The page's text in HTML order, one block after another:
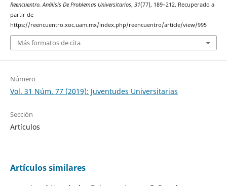
Reencuentro. Análisis De Problemas Universitarios, 31(77), 189–212. Recuperado a
partir de
https://reencuentro.xoc.uam.mx/index.php/reencuentro/article/view/995
Más formatos de cita
Número
Vol. 31 Núm. 77 (2019): Juventudes Universitarias
Sección
Artículos
Artículos similares